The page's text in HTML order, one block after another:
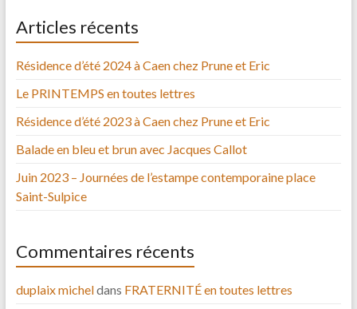
Articles récents
Résidence d’été 2024 à Caen chez Prune et Eric
Le PRINTEMPS en toutes lettres
Résidence d’été 2023 à Caen chez Prune et Eric
Balade en bleu et brun avec Jacques Callot
Juin 2023 – Journées de l’estampe contemporaine place
Saint-Sulpice
Commentaires récents
duplaix micheldans FRATERNITÉ en toutes lettres